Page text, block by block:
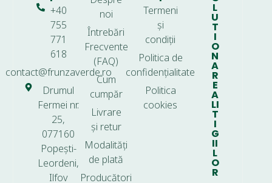
+40
755
771
618
contact@frunzaverde.ro
Drumul
Fermei nr.
25,
077160
Popești-
Leordeni,
Ilfov
noi
Întrebări
Frecvente
(FAQ)
Cum
cumpăr
Livrare
și retur
Modalități
de plată
Producători
Termeni
și
condiții
Politica de
confidențialitate
Politica
cookies
L
U
T
I
O
N
A
R
E
A
LI
T
I
G
II
L
O
R